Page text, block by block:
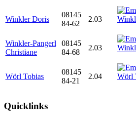
Winkler Doris
08145
84-62
2.03
Winkler-Pangerl
Christiane
08145
84-68
2.03
Wörl Tobias
08145
84-21
2.04
Quicklinks